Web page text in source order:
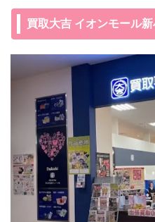
買取大吉 イオンモール